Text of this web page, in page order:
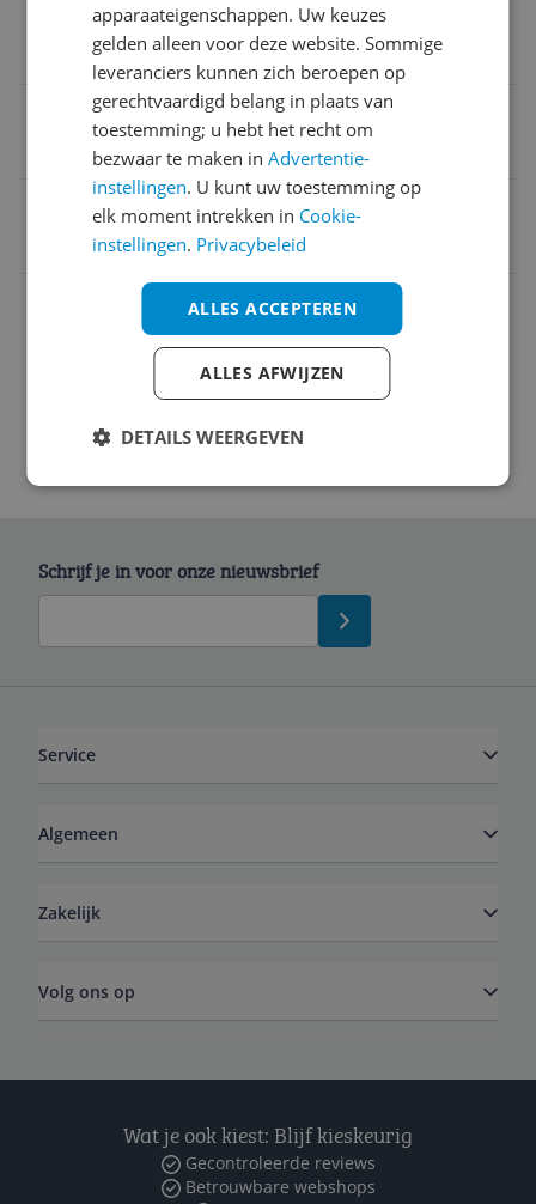
Inclusief koffer
6970244526274
6970244526274
Garantie
Overige kenmerken
Schrijf je in voor onze nieuwsbrief
Service
Algemeen
Zakelijk
Volg ons op
Wat je ook kiest: Blijf kieskeurig
Gecontroleerde reviews
Betrouwbare webshops
apparaateigenschappen. Uw keuzes
gelden alleen voor deze website. Sommige
leveranciers kunnen zich beroepen op
gerechtvaardigd belang in plaats van
toestemming; u hebt het recht om
bezwaar te maken inAdvertentie-
instellingen. U kunt uw toestemming op
elk moment intrekken in Cookie-
instellingen. Privacybeleid
ALLES ACCEPTEREN
ALLES AFWIJZEN
DETAILS WEERGEVEN